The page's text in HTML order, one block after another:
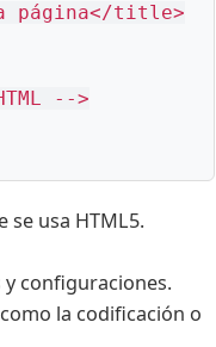
se usa HTML5.
configuraciones.
la codificación o